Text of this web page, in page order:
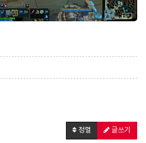
정렬 글쓰기